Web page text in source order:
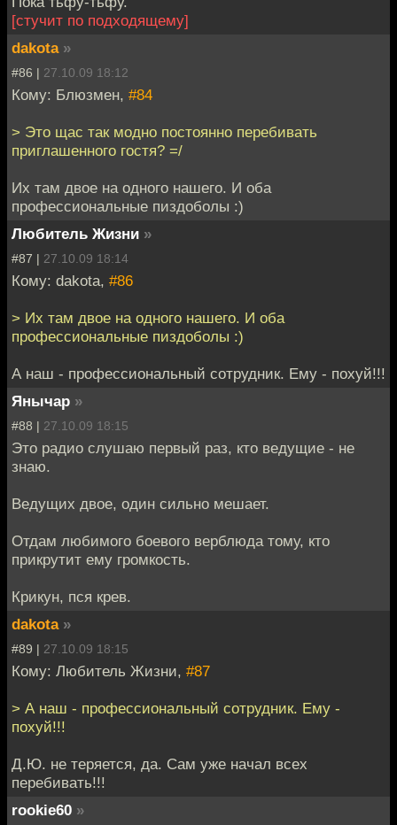
[стучит по подходящему]
dakota »
#86 | 27.10.09 18:12
Кому: Блюзмен, #84
> Это щас так модно постоянно перебивать
приглашенного гостя? =/
Их там двое на одного нашего. И оба
профессиональные пиздоболы :)
Любитель Жизни »
#87 | 27.10.09 18:14
Кому: dakota, #86
> Их там двое на одного нашего. И оба
профессиональные пиздоболы :)
А наш - профессиональный сотрудник. Ему - похуй!!!
Янычар »
#88 | 27.10.09 18:15
Это радио слушаю первый раз, кто ведущие - не
знаю.
Ведущих двое, один сильно мешает.
Отдам любимого боевого верблюда тому, кто
прикрутит ему громкость.
Крикун, пся крев.
dakota »
#89 | 27.10.09 18:15
Кому: Любитель Жизни, #87
> А наш - профессиональный сотрудник. Ему -
похуй!!!
Д.Ю. не теряется, да. Сам уже начал всех
перебивать!!!
rookie60 »